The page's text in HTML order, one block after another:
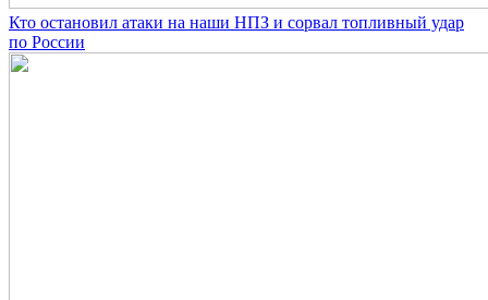
Кто остановил атаки на наши НПЗ и сорвал топливный удар
по России